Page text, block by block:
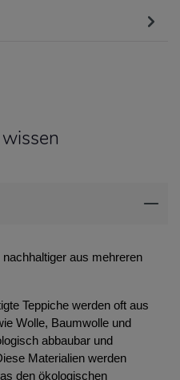
aus mehreren
Teppiche werden oft aus
Wolle, Baumwolle und
abbaubar und
Materialien werden
den ökologischen